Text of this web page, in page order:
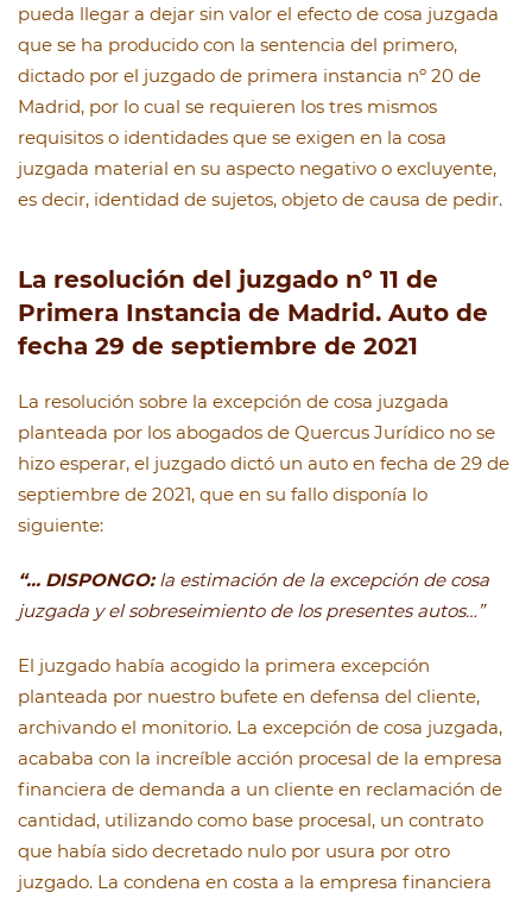
pueda llegar a dejar sin valor el efecto de cosa juzgada
que se ha producido con la sentencia del primero,
dictado por el juzgado de primera instancia nº 20 de
Madrid, por lo cual se requieren los tres mismos
requisitos o identidades que se exigen en la cosa
juzgada material en su aspecto negativo o excluyente,
es decir, identidad de sujetos, objeto de causa de pedir.
La resolución del juzgado nº 11 de
Primera Instancia de Madrid. Auto de
fecha 29 de septiembre de 2021
La resolución sobre la excepción de cosa juzgada
planteada por los abogados de Quercus Jurídico no se
hizo esperar, el juzgado dictó un auto en fecha de 29 de
septiembre de 2021, que en su fallo disponía lo
siguiente:
“… DISPONGO: la estimación de la excepción de cosa
juzgada y el sobreseimiento de los presentes autos…”
El juzgado había acogido la primera excepción
planteada por nuestro bufete en defensa del cliente,
archivando el monitorio. La excepción de cosa juzgada,
acababa con la increíble acción procesal de la empresa
financiera de demanda a un cliente en reclamación de
cantidad, utilizando como base procesal, un contrato
que había sido decretado nulo por usura por otro
juzgado. La condena en costa a la empresa financiera